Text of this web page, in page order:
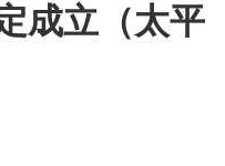
成立（太平